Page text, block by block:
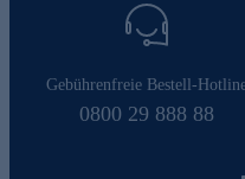
Gebührenfreie Bestell-
0800 29 888 88